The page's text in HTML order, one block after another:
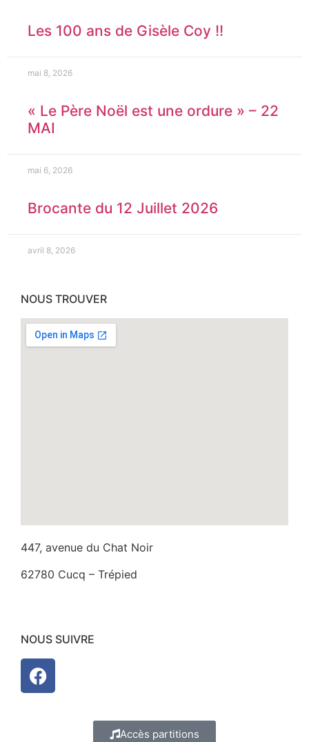
Les 100 ans de Gisèle Coy !!
mai 8, 2026
« Le Père Noël est une ordure » – 22
MAI
mai 6, 2026
Brocante du 12 Juillet 2026
avril 8, 2026
NOUS TROUVER
447, avenue du Chat Noir
62780 Cucq – Trépied
NOUS SUIVRE
Accès partitions